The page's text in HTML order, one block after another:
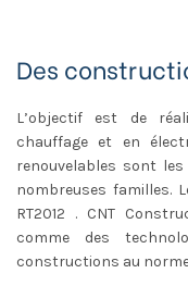
Des
L’objectif est de
chauffage et en
renouvelables sont
nombreuses familles.
RT2012 . CNT
comme des
constructions au